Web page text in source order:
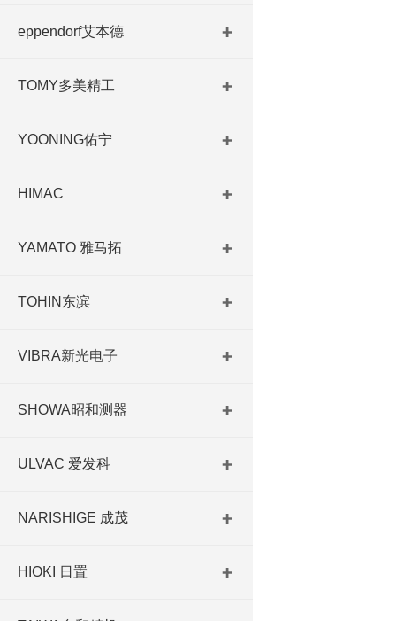
eppendorf艾本德
TOMY多美精工
YOONING佑宁
HIMAC
YAMATO 雅马拓
TOHIN东滨
VIBRA新光电子
SHOWA昭和测器
ULVAC 爱发科
NARISHIGE 成茂
HIOKI 日置